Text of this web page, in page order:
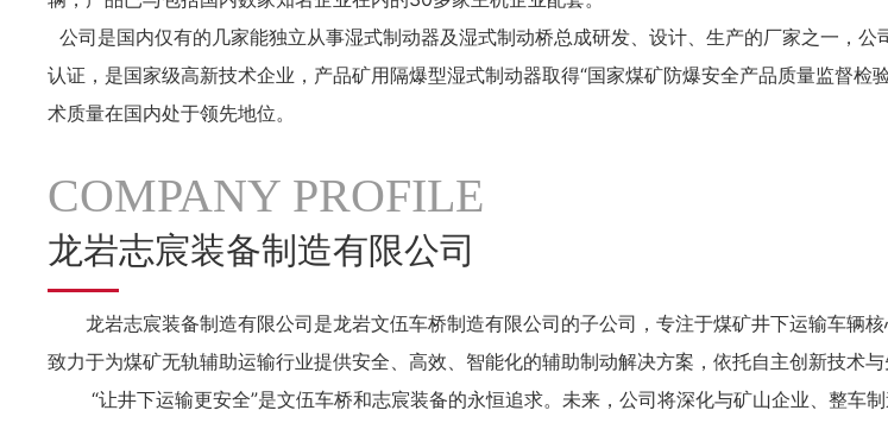
公司是国内仅有的几家能独立从事湿式制动器及湿式制动桥总成研发、设计、生产的厂家之一，
认证，是国家级高新技术企业，产品矿用隔爆型湿式制动器取得“国家煤矿防爆安全产品质量监督
术质量在国内处于领先地位。
COMPANY PROFILE
龙岩志宸装备制造有限公司
龙岩志宸装备制造有限公司是龙岩文伍车桥制造有限公司的子公司，专注于煤矿井下运输车辆
致力于为煤矿无轨辅助运输行业提供安全、高效、智能化的辅助制动解决方案，依托自主创新技术
“让井下运输更安全”是文伍车桥和志宸装备的永恒追求。未来，公司将深化与矿山企业、整车